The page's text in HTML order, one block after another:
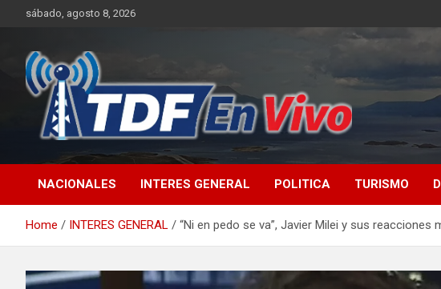
sábado, agosto 8, 2026
NACIONALES INTERES GENERAL POLITICA TURISMO
Home INTERES GENERAL “Ni en pedo se va”, Javier Milei y sus